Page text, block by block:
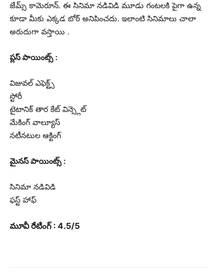
జేమ్స్ కామెరూన్. ఈ సినిమా నడివిడి మూడు గంటలకి పైగా ఉన్న
కూడా మీకు ఎక్కడ బోర్ అనిపించదు. ఇలాంటి సినిమాలు చాలా
అరుదుగా వస్తాయి .
ప్లస్ పాయింట్స్ :
విజువల్ ఎఫెక్ట్స్
స్టోరీ
టైటానిక్ తార కేట్ విన్స్లెట్
మేకింగ్ వాల్యూస్
నటీనటుల ఆక్టింగ్
మైనస్ పాయింట్స్ :
సినిమా నడివిడి
ఫస్ట్ హాఫ్
మూవీ రేటింగ్ : 4.5/5